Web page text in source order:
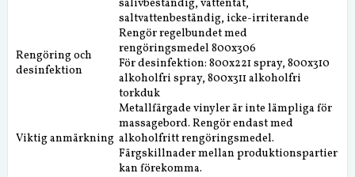
salivbeständig, vattentät,
saltvattenbeständig, icke-irriterande
Rengöring och
desinfektion
Rengör regelbundet med
rengöringsmedel 800x306
För desinfektion: 800x221 spray, 800x310
alkoholfri spray, 800x311 alkoholfri
torkduk
Viktig anmärkning
Metallfärgade vinyler är inte lämpliga för
massagebord. Rengör endast med
alkoholfritt rengöringsmedel.
Färgskillnader mellan produktionspartier
kan förekomma.